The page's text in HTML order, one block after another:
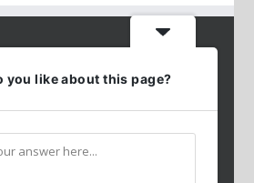
01 86 98 27 27
2544520
you like about this page?